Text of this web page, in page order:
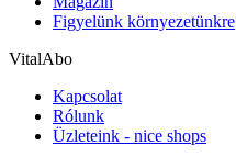
Figyelünk környezetünkre
VitalAbo
Kapcsolat
Rólunk
Üzleteink - nice shops